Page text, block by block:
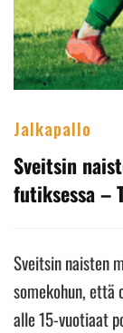
Jalkapallo
Sveitsin
futiksessa –
Sveitsin naisten
somekohun, että
alle 15-vuotiaat